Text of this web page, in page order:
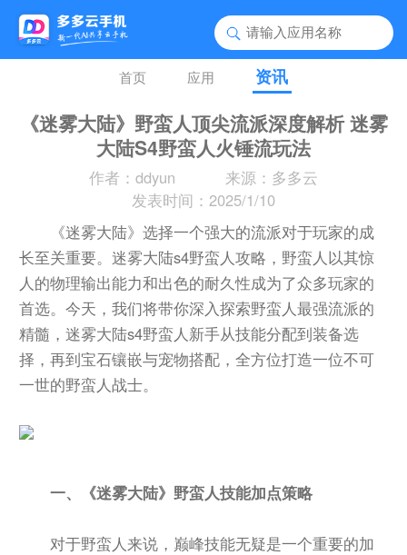
首页 应用 资讯
《迷雾大陆》野蛮人顶尖流派深度解析 迷雾
大陆S4野蛮人火锤流玩法
作者：ddyun
来源：多多云
发表时间：2025/1/10
《迷雾大陆》选择一个强大的流派对于玩家的成
长至关重要。迷雾大陆s4野蛮人攻略，野蛮人以其惊
人的物理输出能力和出色的耐久性成为了众多玩家的
首选。今天，我们将带你深入探索野蛮人最强流派的
精髓，迷雾大陆s4野蛮人新手从技能分配到装备选
择，再到宝石镶嵌与宠物搭配，全方位打造一位不可
一世的野蛮人战士。
一、《迷雾大陆》野蛮人技能加点策略
对于野蛮人来说，巅峰技能无疑是一个重要的加